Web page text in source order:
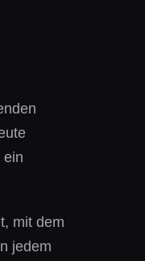
ein
mit dem
jedem